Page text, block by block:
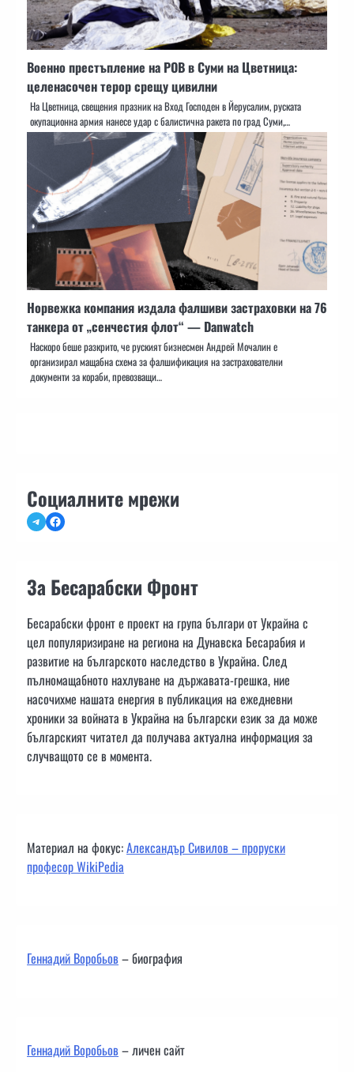
Военно престъпление на РОВ в Суми на Цветница:
целенасочен терор срещу цивилни
На Цветница, свещения празник на Вход Господен в Йерусалим, руската
окупационна армия нанесе удар с балистична ракета по град Суми,…
Норвежка компания издала фалшиви застраховки на 76
танкера от „сенчестия флот“ — Danwatch
Наскоро беше разкрито, че руският бизнесмен Андрей Мочалин е
организирал мащабна схема за фалшификация на застрахователни
документи за кораби, превозващи…
Социалните мрежи
TelegramFacebook
За Бесарабски Фронт
Бесарабски фронт е проект на група българи от Украйна с
цел популяризиране на региона на Дунавска Бесарабия и
развитие на българското наследство в Украйна. След
пълномащабното нахлуване на държавата-грешка, ние
насочихме нашата енергия в публикация на ежедневни
хроники за войната в Украйна на български език за да може
българският читател да получава актуална информация за
случващото се в момента.
Материал на фокус:Александър Сивилов – проруски
професор WikiPedia
Геннадий Воробьов– биография
Геннадий Воробьов– личен сайт